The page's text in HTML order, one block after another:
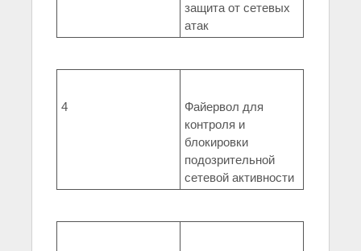
защита от сетевых
атак
4
Файервол для
контроля и
блокировки
подозрительной
сетевой активности